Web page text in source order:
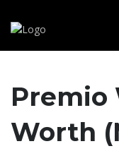
Premio
Worth